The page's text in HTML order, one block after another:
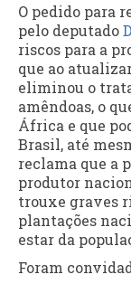
O pedido para
pelo deputado
riscos para a
que ao
eliminou o
amêndoas, o
África e que
Brasil, até
reclama que a
produtor
trouxe graves
plantações
estar da
Foram